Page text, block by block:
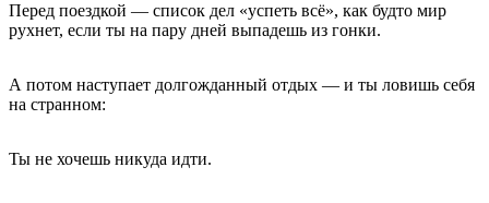
Перед поездкой — список дел «успеть всё», как будто мир
рухнет, если ты на пару дней выпадешь из гонки.
А потом наступает долгожданный отдых — и ты ловишь себя
на странном:
Ты не хочешь никуда идти.